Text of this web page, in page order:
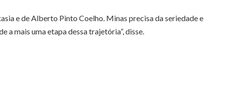
e de Alberto Pinto Coelho. Minas precisa da seriedade e
a mais uma etapa dessa trajetória”, disse.